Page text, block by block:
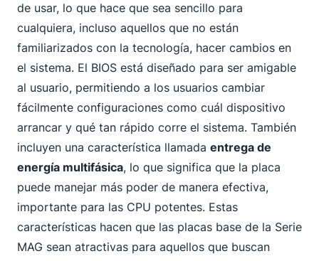
de usar, lo que hace que sea sencillo para
cualquiera, incluso aquellos que no están
familiarizados con la tecnología, hacer cambios en
el sistema. El BIOS está diseñado para ser amigable
al usuario, permitiendo a los usuarios cambiar
fácilmente configuraciones como cuál dispositivo
arrancar y qué tan rápido corre el sistema. También
incluyen una característica llamada entrega de
energía multifásica, lo que significa que la placa
puede manejar más poder de manera efectiva,
importante para las CPU potentes. Estas
características hacen que las placas base de la Serie
MAG sean atractivas para aquellos que buscan